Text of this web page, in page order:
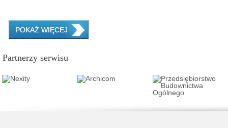
POKAŻ WIĘCEJ
Partnerzy serwisu